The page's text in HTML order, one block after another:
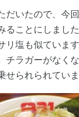
だいたので、今
ることにしまし
リ塩も似ていま
チラガーがなく
せられられていま